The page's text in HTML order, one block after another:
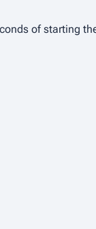
of starting